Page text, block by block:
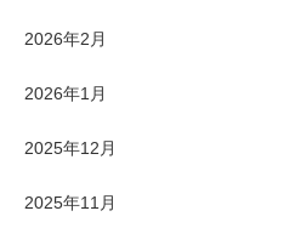
2026年2月
2026年1月
2025年12月
2025年11月